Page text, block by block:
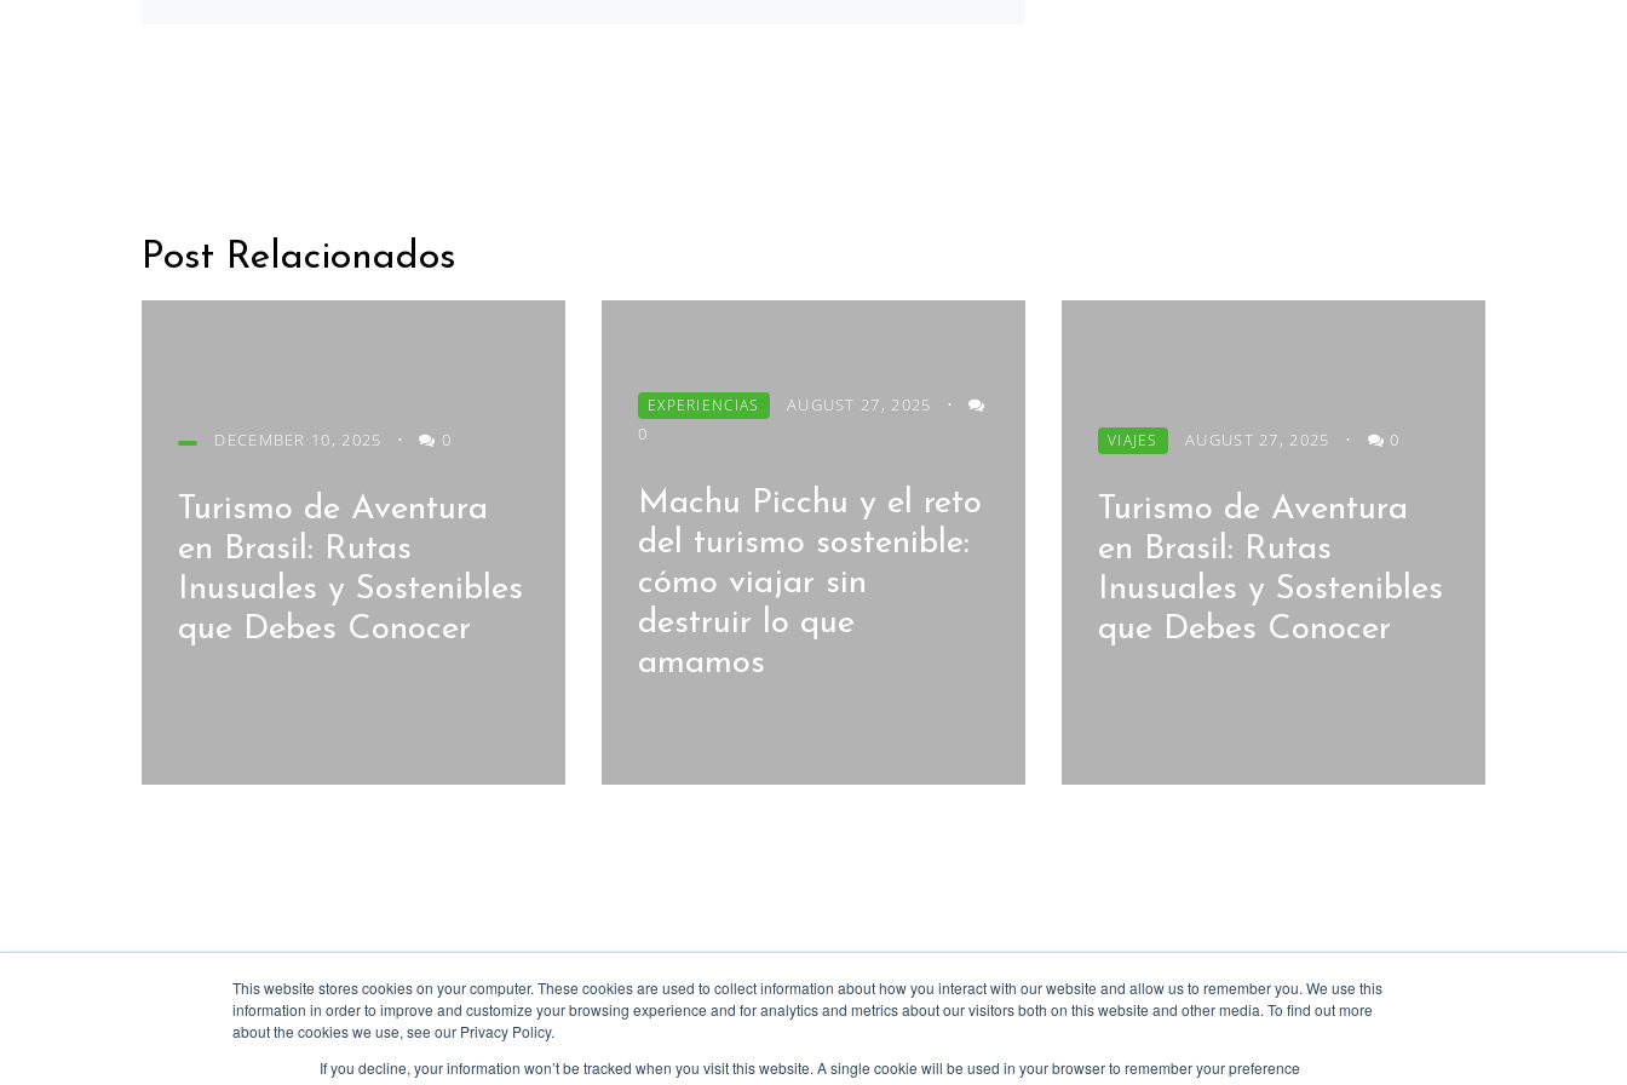
This website stores cookies on your computer. These cookies are used to collect information about how you interact with our website and allow us to remember you. We use this
information in order to improve and customize your browsing experience and for analytics and metrics about our visitors both on this website and other media. To find out more
about the cookies we use, see our Privacy Policy.
If you decline, your information won’t be tracked when you visit this website. A single cookie will be used in your browser to remember your preference
Post Relacionados
DECEMBER 10, 2025 • 0
Turismo de Aventura
en Brasil: Rutas
Inusuales y Sostenibles
que Debes Conocer
EXPERIENCIAS AUGUST 27, 2025
•
0
Machu Picchu y el reto
del turismo sostenible:
cómo viajar sin
destruir lo que
amamos
VIAJES AUGUST 27, 2025 • 0
Turismo de Aventura
en Brasil: Rutas
Inusuales y Sostenibles
que Debes Conocer